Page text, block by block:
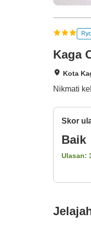
Kaga
Kota
Nikmati
Skor
Baik
Ulasan: